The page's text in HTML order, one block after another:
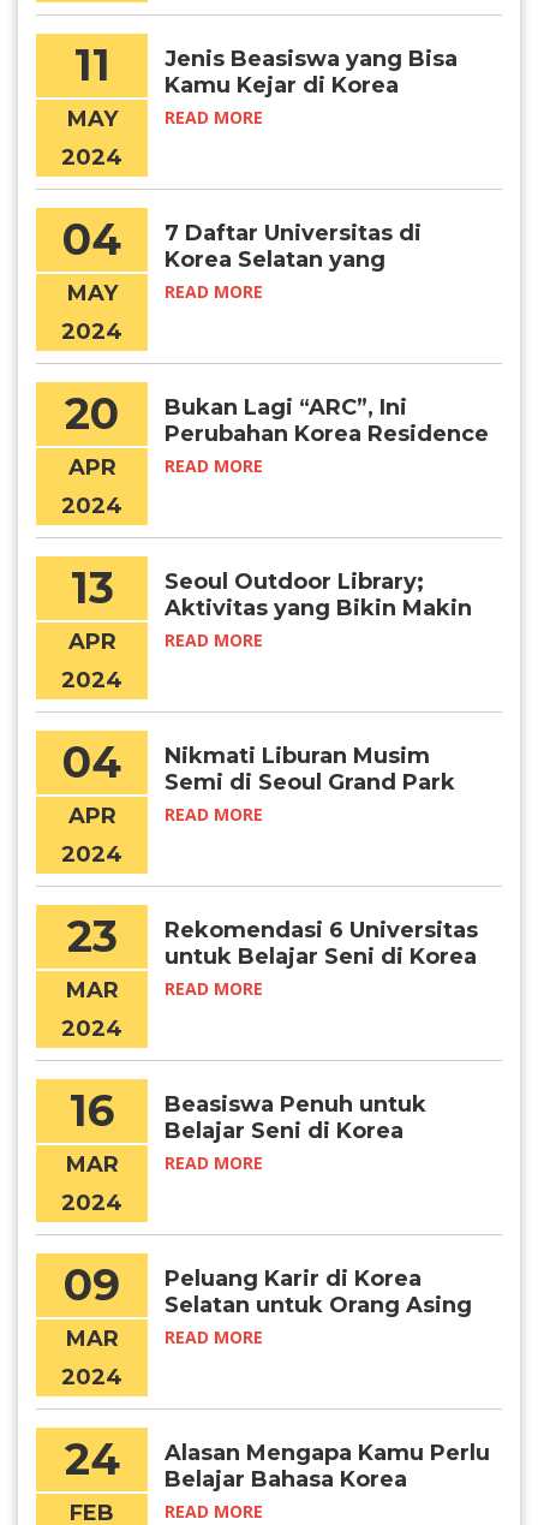
11
MAY
2024
Jenis Beasiswa yang Bisa
Kamu Kejar di Korea
University
READ MORE
04
MAY
2024
7 Daftar Universitas di
Korea Selatan yang
Menawarkan Program
READ MORE
20
APR
2024
Bukan Lagi “ARC”, Ini
Perubahan Korea Residence
Card yang Perlu Kamu Tahu
READ MORE
13
APR
2024
Seoul Outdoor Library;
Aktivitas yang Bikin Makin
Produktif di 2024
READ MORE
04
APR
2024
Nikmati Liburan Musim
Semi di Seoul Grand Park
READ MORE
23
MAR
2024
Rekomendasi 6 Universitas
untuk Belajar Seni di Korea
READ MORE
16
MAR
2024
Beasiswa Penuh untuk
Belajar Seni di Korea
Selatan
READ MORE
09
MAR
2024
Peluang Karir di Korea
Selatan untuk Orang Asing
READ MORE
24
FEB
Alasan Mengapa Kamu Perlu
Belajar Bahasa Korea
READ MORE